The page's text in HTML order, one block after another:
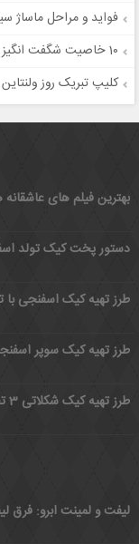
فواید و مراحل ماساژ
10 خاصیت شگفت انگیز عرق کاسنی که همه باید بدانند
کلیپ تبریک روز
بهترین فیلم های عاشقانه
دستور پخت کیک تولد اسفنجی ۳
طرز تهیه کیک اسفنجی با
طرز تهیه کیک سوپر
طرز تهیه کیک شکلاتی 3 تخم مرغی